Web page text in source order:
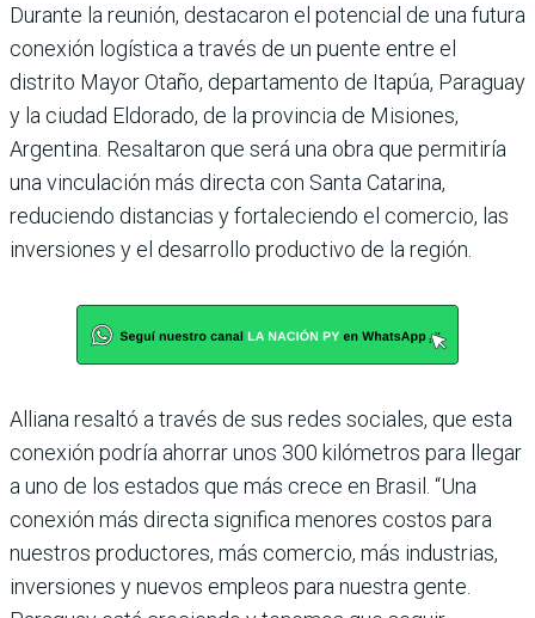
Durante la reunión, destaca­ron el potencial de una futura
conexión logística a través de un puente entre el
distrito Mayor Otaño, departamento de Itapúa, Paraguay
y la ciu­dad Eldorado, de la provin­cia de Misiones,
Argentina. Resaltaron que será una obra que permitiría
una vincula­ción más directa con Santa Catarina,
reduciendo distan­cias y fortaleciendo el comer­cio, las
inversiones y el desa­rrollo productivo de la región.
Alliana resaltó a través de sus redes sociales, que esta
cone­xión podría ahorrar unos 300 kilómetros para llegar
a uno de los estados que más crece en Brasil. “Una
conexión más directa significa menores cos­tos para
nuestros productores, más comercio, más industrias,
inversiones y nuevos empleos para nuestra gente.